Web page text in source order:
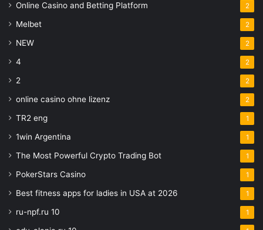
Online Casino and Betting Platform 2
Melbet 2
NEW 2
4 2
2 2
online casino ohne lizenz 2
TR2 eng 1
1win Argentina 1
The Most Powerful Crypto Trading Bot 1
PokerStars Casino 1
Best fitness apps for ladies in USA at 2026 1
ru-npf.ru 10 1